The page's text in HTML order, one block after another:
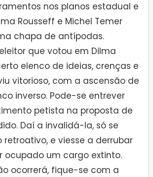
nos planos estadual e
Rousseff e Michel Temer
chapa de antípodas.
que votou em Dilma
elenco de ideias, crenças e
vitorioso, com a ascensão de
inverso. Pode-se entrever
petista na proposta de
Daí a invalidá-la, só se
retroativo, e viesse a derrubar
ocupado um cargo extinto.
ocorrerá, fique-se com a